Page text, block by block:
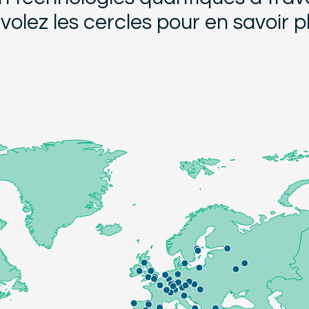
les cercles pour en savoir